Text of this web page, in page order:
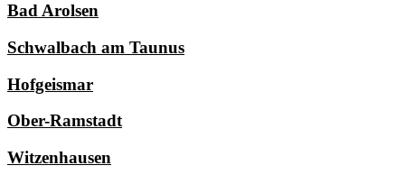
Bad Arolsen
Schwalbach am Taunus
Hofgeismar
Ober-Ramstadt
Witzenhausen